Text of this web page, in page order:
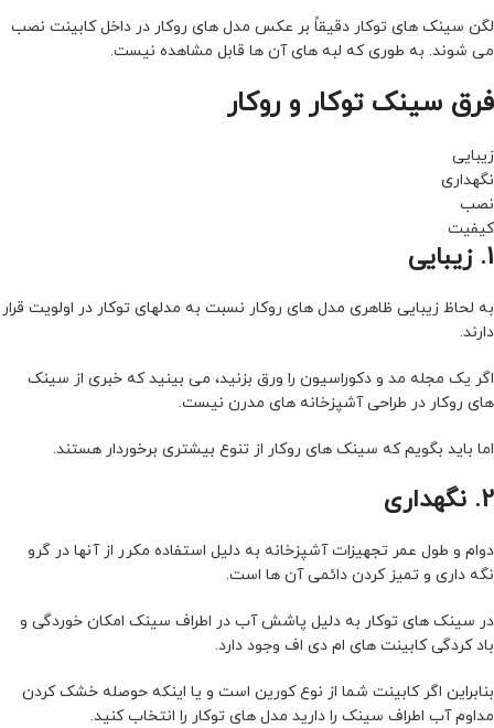
لگن سینک های توکار دقیقاً بر عکس مدل های روکار در داخل کابینت نصب
می شوند. به طوری که لبه های آن ها قابل مشاهده نیست.
فرق سینک توکار و روکار
زیبایی
نگهداری
نصب
کیفیت
1. زیبایی
به لحاظ زیبایی ظاهری مدل های روکار نسبت به مدلهای توکار در اولویت قرار
دارند.
اگر یک مجله مد و دکوراسیون را ورق بزنید، می بینید که خبری از سینک
های روکار در طراحی آشپزخانه های مدرن نیست.
اما باید بگویم که سینک های روکار از تنوع بیشتری برخوردار هستند.
2. نگهداری
دوام و طول عمر تجهیزات آشپزخانه به دلیل استفاده مکرر از آنها در گرو
نگه داری و تمیز کردن دائمی آن ها است.
در سینک های توکار به دلیل پاشش آب در اطراف سینک امکان خوردگی و
باد کردگی کابینت های ام دی اف وجود دارد.
بنابراین اگر کابینت شما از نوع کورین است و یا اینکه حوصله خشک کردن
مداوم آب اطراف سینک را دارید مدل های توکار را انتخاب کنید.